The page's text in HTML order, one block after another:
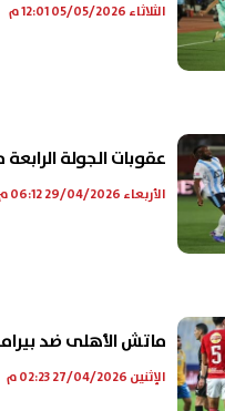
الثلاثاء 05/05/2026 12:01 م
عقوبات الجولة
الأربعاء 29/04/2026 06:12 م
ماتش الأهلى ضد
الإثنين 27/04/2026 02:23 م